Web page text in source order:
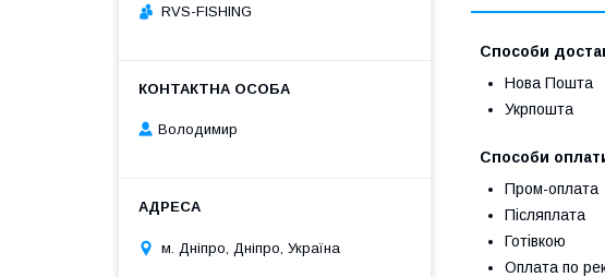
Способи
Нова Пошта
Укрпошта
Способи
Пром-оплата
Післяплата
Готівкою
Оплата по
RVS-FISHING
Володимир
м. Дніпро, Дніпро, Україна